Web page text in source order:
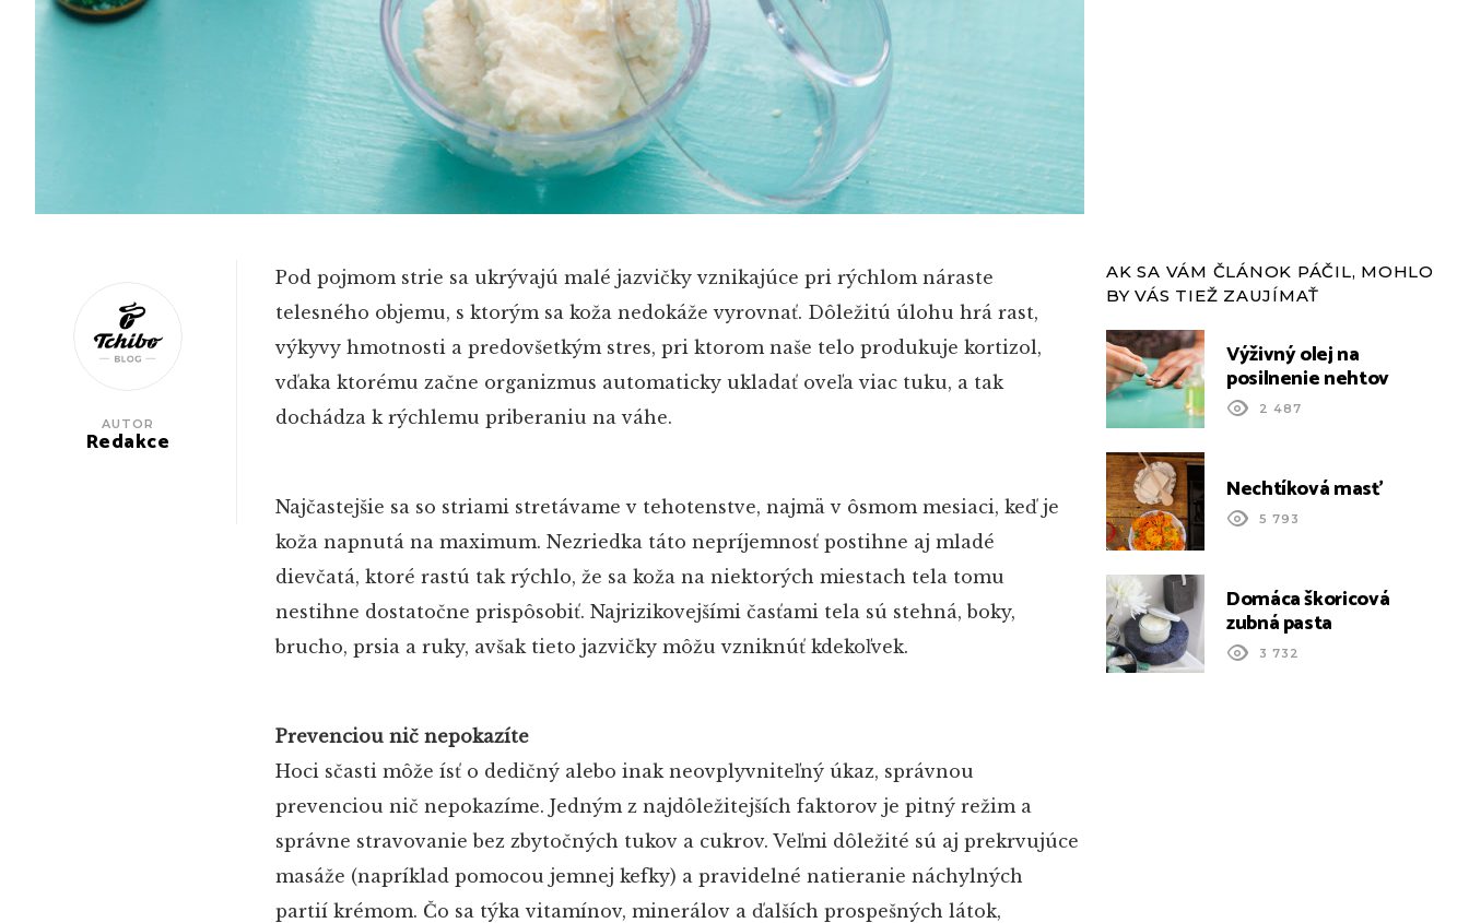
AUTOR
Redakce
Pod pojmom strie sa ukrývajú malé jazvičky vznikajúce pri rýchlom náraste
telesného objemu, s ktorým sa koža nedokáže vyrovnať. Dôležitú úlohu hrá rast,
výkyvy hmotnosti a predovšetkým stres, pri ktorom naše telo produkuje kortizol,
vďaka ktorému začne organizmus automaticky ukladať oveľa viac tuku, a tak
dochádza k rýchlemu priberaniu na váhe.
Najčastejšie sa so striami stretávame v tehotenstve, najmä v ôsmom mesiaci, keď je
koža napnutá na maximum. Nezriedka táto nepríjemnosť postihne aj mladé
dievčatá, ktoré rastú tak rýchlo, že sa koža na niektorých miestach tela tomu
nestihne dostatočne prispôsobiť. Najrizikovejšími časťami tela sú stehná, boky,
brucho, prsia a ruky, avšak tieto jazvičky môžu vzniknúť kdekoľvek.
Prevenciou nič nepokazíte
Hoci sčasti môže ísť o dedičný alebo inak neovplyvniteľný úkaz, správnou
prevenciou nič nepokazíme. Jedným z najdôležitejších faktorov je pitný režim a
správne stravovanie bez zbytočných tukov a cukrov. Veľmi dôležité sú aj prekrvujúce
masáže (napríklad pomocou jemnej kefky) a pravidelné natieranie náchylných
partií krémom. Čo sa týka vitamínov, minerálov a ďalších prospešných látok,
AK SA VÁM ČLÁNOK PÁČIL, MOHLO
BY VÁS TIEŽ ZAUJÍMAŤ
Výživný olej na
posilnenie nehtov
2 487
Nechtíková masť
5 793
Domáca škoricová
zubná pasta
3 732